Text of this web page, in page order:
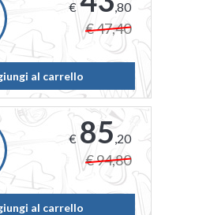
€ ,80
€ 47,40
al carrello
€ 85,20
€ 94,80
al carrello